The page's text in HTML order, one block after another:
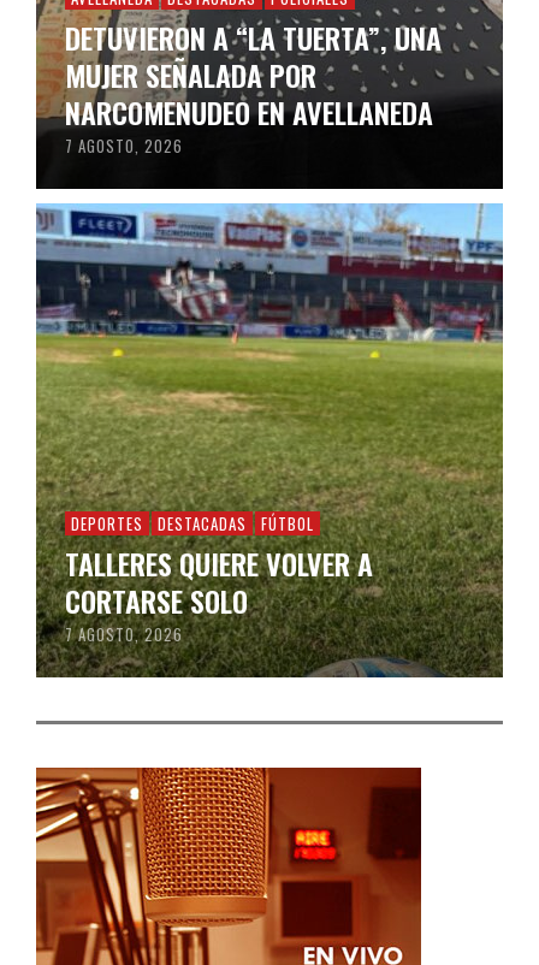
DETUVIERON A “LA TUERTA”, UNA
MUJER SEÑALADA POR
NARCOMENUDEO EN AVELLANEDA
7 AGOSTO, 2026
DEPORTES DESTACADAS FÚTBOL
TALLERES QUIERE VOLVER A
CORTARSE SOLO
7 AGOSTO, 2026